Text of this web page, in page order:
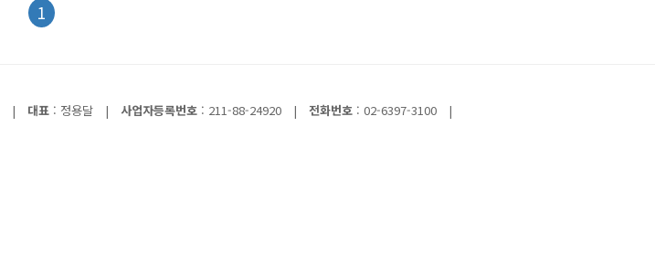
1
| 대표 : 정용달 | 사업자등록번호 : 211-88-24920 | 전화번호 : 02-6397-3100
|